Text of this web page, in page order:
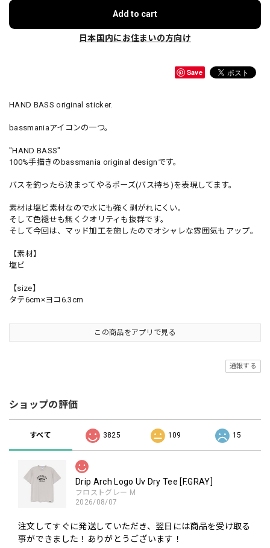
Add to cart
日本国内にお住まいの方向け
Save
HAND BASS original sticker.
bassmaniaアイコンの一つ。
"HAND BASS"
100%手描きのbassmania original designです。
バスを釣ったら決まってやるポーズ(バス持ち)を表現してます。
素材は塩ビ素材なので水にも強く剥がれにくい。
そして色褪せも無くクオリティも抜群です。
そして今回は、マッド加工を施したのでオシャレな雰囲気もアップ。
【素材】
塩ビ
【size】
タテ6cm×ヨコ6.3cm
この商品をアプリで見る
通報する
ショップの評価
すべて 3825 109 15
Drip Arch Logo Uv Dry Tee [F.GRAY]
フロストグレー M
2026/08/07
注文してすぐに発送していただき、翌日には商品を受け取る
事ができました！ありがとうございます！